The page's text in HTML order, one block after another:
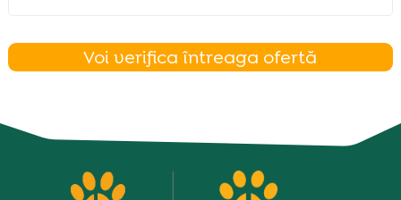
Voi verifica întreaga ofertă